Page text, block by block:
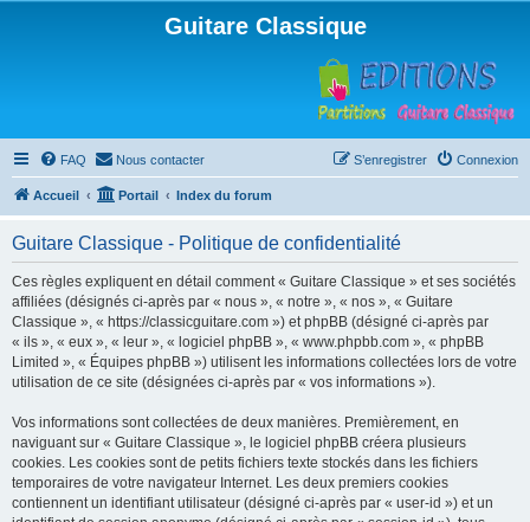
Guitare Classique
FAQ Nous contacter Connexion
S’enregistrer
Accueil Portail Index du forum
Guitare Classique - Politique de confidentialité
Ces règles expliquent en détail comment « Guitare Classique » et ses sociétés
affiliées (désignés ci-après par « nous », « notre », « nos », « Guitare
Classique », « https://classicguitare.com ») et phpBB (désigné ci-après par
« ils », « eux », « leur », « logiciel phpBB », « www.phpbb.com », « phpBB
Limited », « Équipes phpBB ») utilisent les informations collectées lors de votre
utilisation de ce site (désignées ci-après par « vos informations »).
Vos informations sont collectées de deux manières. Premièrement, en
naviguant sur « Guitare Classique », le logiciel phpBB créera plusieurs
cookies. Les cookies sont de petits fichiers texte stockés dans les fichiers
temporaires de votre navigateur Internet. Les deux premiers cookies
contiennent un identifiant utilisateur (désigné ci-après par « user-id ») et un